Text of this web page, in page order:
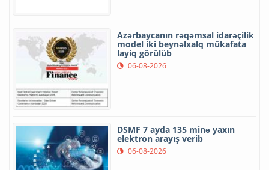
Azərbaycanın rəqəmsal idarəçilik
model iki beynəlxalq mükafata
layiq görülüb
06-08-2026
DSMF 7 ayda 135 minə yaxın
elektron arayış verib
06-08-2026